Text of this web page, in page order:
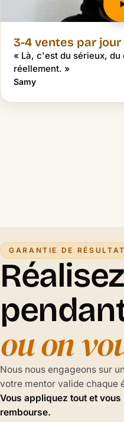
3-4 ventes par jour
« Là, c'est du sérieux,
réellement. »
Samy
GARANTIE DE RÉSULTAT
ou on
Nous nous engageons sur
votre mentor valide chaque
Vous appliquez tout et vous
rembourse.